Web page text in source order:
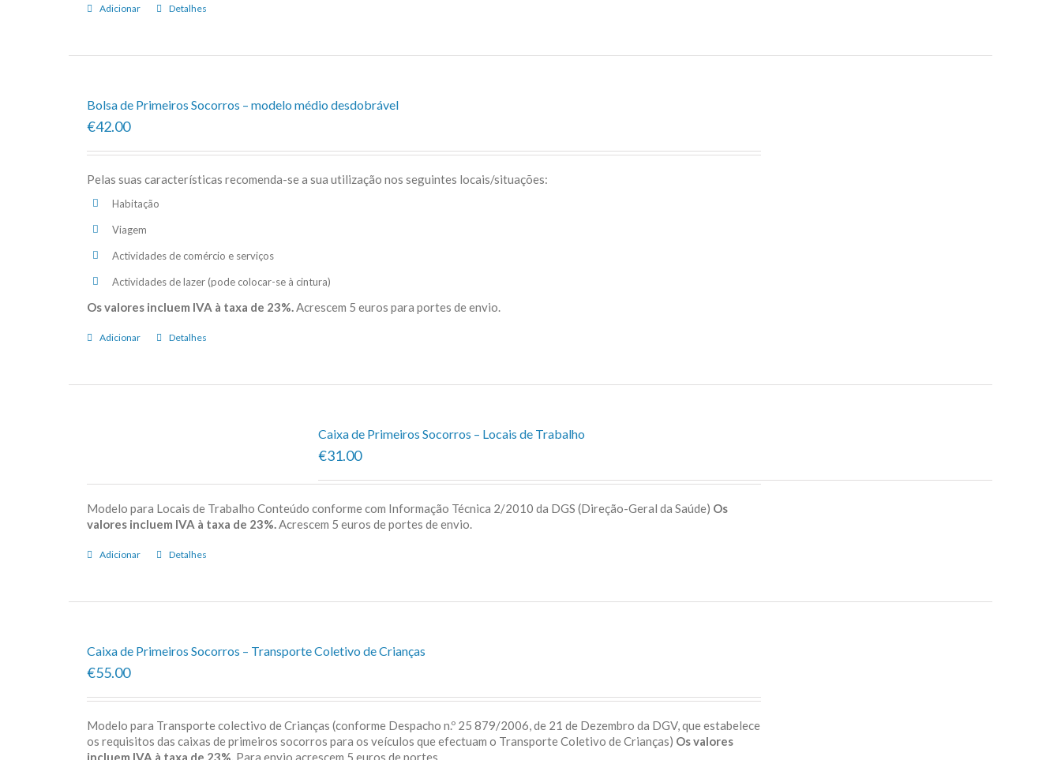
Adicionar Detalhes
Bolsa de Primeiros Socorros – modelo médio desdobrável
€42.00
Pelas suas características recomenda-se a sua utilização nos seguintes locais/situações:
Habitação
Viagem
Actividades de comércio e serviços
Actividades de lazer (pode colocar-se à cintura)
Os valores incluem IVA à taxa de 23%. Acrescem 5 euros para portes de envio.
Adicionar Detalhes
Caixa de Primeiros Socorros – Locais de Trabalho
€31.00
Modelo para Locais de Trabalho Conteúdo conforme com Informação Técnica 2/2010 da DGS (Direção-Geral da Saúde) Os
valores incluem IVA à taxa de 23%. Acrescem 5 euros de portes de envio.
Adicionar Detalhes
Caixa de Primeiros Socorros – Transporte Coletivo de Crianças
€55.00
Modelo para Transporte colectivo de Crianças (conforme Despacho n.º 25 879/2006, de 21 de Dezembro da DGV, que estabelece
os requisitos das caixas de primeiros socorros para os veículos que efectuam o Transporte Coletivo de Crianças) Os valores
incluem IVA à taxa de 23%. Para envio acrescem 5 euros de portes.